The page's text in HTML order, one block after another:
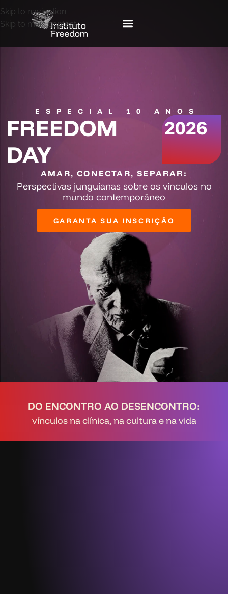
Skip to navigation
Skip to main content
ESPECIAL 10 ANOS
FREEDOM
DAY
2026
AMAR, CONECTAR, SEPARAR:
Perspectivas junguianas sobre os vínculos no
mundo contemporâneo
GARANTA SUA INSCRIÇÃO
DO ENCONTRO AO DESENCONTRO:
vínculos na clínica, na cultura e na vida